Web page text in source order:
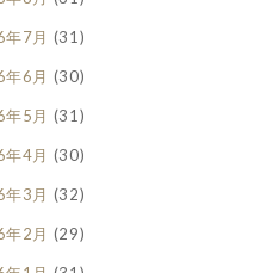
7月 (31)
6月 (30)
5月 (31)
4月 (30)
3月 (32)
2月 (29)